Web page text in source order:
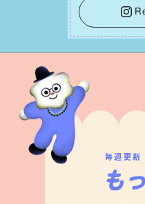
レーキをかけるこ
えが、あなたに
はずです。
毎週更新